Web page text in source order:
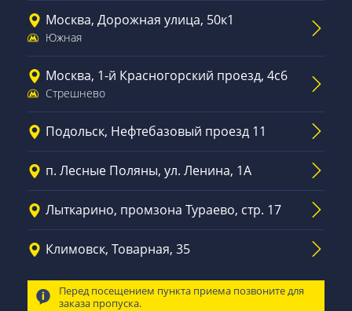
Москва, Дорожная улица, 50к1
Южная
Москва, 1-й Красногорский проезд, 4с6
Стрешнево
Подольск, Нефтебазовый проезд 11
п. Лесные Поляны, ул. Ленина, 1А
Лыткарино, промзона Тураево, стр. 17
Климовск, Товарная, 35
Перед посещением пункта приема позвоните для
заказа пропуска.